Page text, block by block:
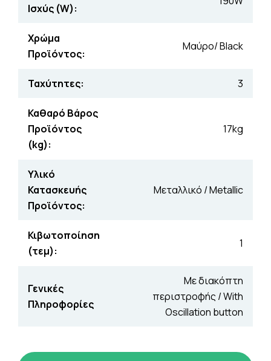
Ισχύς (W):
Χρώμα
Προϊόντος:
Μαύρο/ Black
Ταχύτητες: 3
Καθαρό Βάρος
Προϊόντος
(kg):
17kg
Υλικό
Κατασκευής
Προϊόντος:
Μεταλλικό / Metallic
Κιβωτοποίηση
(τεμ):
1
Γενικές
Πληροφορίες
Με διακόπτη
περιστροφής / With
Oscillation button